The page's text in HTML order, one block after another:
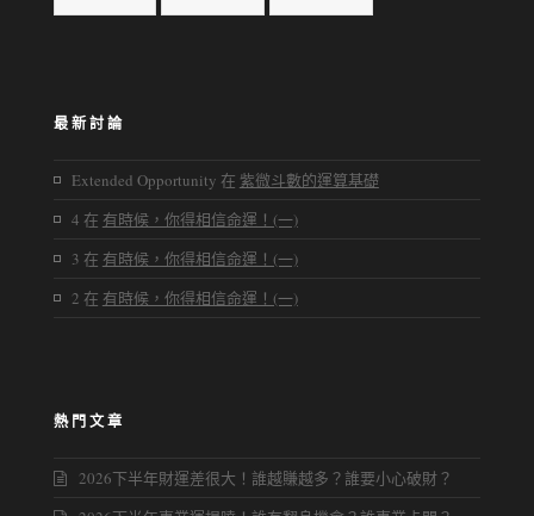
最新討論
Extended Opportunity 在 紫微斗數的運算基礎
4 在 有時候，你得相信命運！(一)
3 在 有時候，你得相信命運！(一)
2 在 有時候，你得相信命運！(一)
熱門文章
2026下半年財運差很大！誰越賺越多？誰要小心破財？